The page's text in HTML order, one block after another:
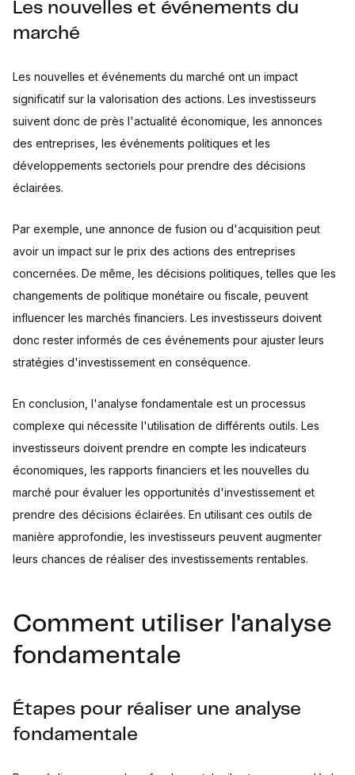
Les nouvelles et événements du
marché
Les nouvelles et événements du marché ont un impact
significatif sur la valorisation des actions. Les investisseurs
suivent donc de près l'actualité économique, les annonces
des entreprises, les événements politiques et les
développements sectoriels pour prendre des décisions
éclairées.
Par exemple, une annonce de fusion ou d'acquisition peut
avoir un impact sur le prix des actions des entreprises
concernées. De même, les décisions politiques, telles que les
changements de politique monétaire ou fiscale, peuvent
influencer les marchés financiers. Les investisseurs doivent
donc rester informés de ces événements pour ajuster leurs
stratégies d'investissement en conséquence.
En conclusion, l'analyse fondamentale est un processus
complexe qui nécessite l'utilisation de différents outils. Les
investisseurs doivent prendre en compte les indicateurs
économiques, les rapports financiers et les nouvelles du
marché pour évaluer les opportunités d'investissement et
prendre des décisions éclairées. En utilisant ces outils de
manière approfondie, les investisseurs peuvent augmenter
leurs chances de réaliser des investissements rentables.
Comment utiliser l'analyse
fondamentale
Étapes pour réaliser une analyse
fondamentale